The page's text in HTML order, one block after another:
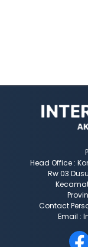
Head Office :
Rw 03
Contact
Email :